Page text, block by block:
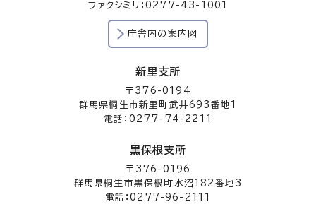
ファクシミリ：0277-43-1001
庁舎内の案内図
新里支所
〒376-0194
群馬県桐生市新里町武井693番地1
電話：0277-74-2211
黒保根支所
〒376-0196
群馬県桐生市黒保根町水沼182番地3
電話：0277-96-2111